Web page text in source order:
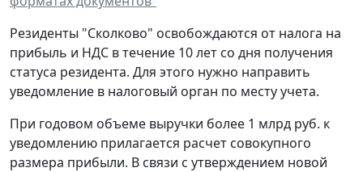
Резиденты "Сколково" освобождаются от налога на
прибыль и НДС в течение 10 лет со дня получения
статуса резидента. Для этого нужно направить
уведомление в налоговый орган по месту учета.
При годовом объеме выручки более 1 млрд руб. к
уведомлению прилагается расчет совокупного
размера прибыли. В связи с утверждением новой